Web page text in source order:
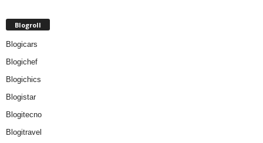
Blogroll
Blogicars
Blogichef
Blogichics
Blogistar
Blogitecno
Blogitravel